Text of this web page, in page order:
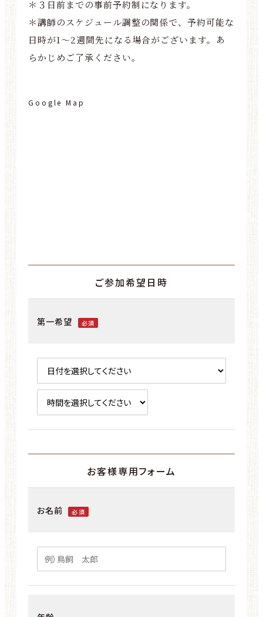
＊３日前までの事前予約制になります。
＊講師のスケジュール調整の関係で、予約可能な
日時が1～2週間先になる場合がございます。あ
らかじめご了承ください。
Google Map
ご参加希望日時
第一希望 必須
お客様専用フォーム
お名前 必須